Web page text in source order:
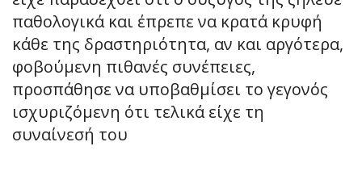
παθολογικά και έπρεπε να κρατά κρυφή
κάθε της δραστηριότητα, αν και αργότερα,
φοβούμενη πιθανές συνέπειες,
προσπάθησε να υποβαθμίσει το γεγονός
ισχυριζόμενη ότι τελικά είχε τη
συναίνεσή του